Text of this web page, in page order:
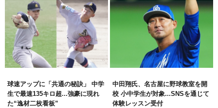
球速アップに「共通の秘訣」 中学
生で最速135キロ超...強豪に現れ
た“逸材二枚看板”
中田翔氏、名古屋に野球教室を開
校 小中学生が対象...SNSを通じて
体験レッスン受付